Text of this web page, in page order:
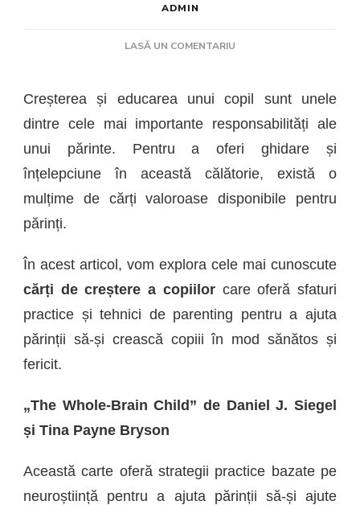
ADMIN
LASĂ UN COMENTARIU
CUNOSCUTE
DE
CREȘTERE
COPIILOR
–
ȘI
ÎNȚELEPCIUNE
PENTRU
PĂRINȚI
Creșterea și educarea unui copil sunt unele
dintre cele mai importante responsabilități ale
unui părinte. Pentru a oferi ghidare și
înțelepciune în această călătorie, există o
mulțime de cărți valoroase disponibile pentru
părinți.
În acest articol, vom explora cele mai cunoscute
cărți de creștere a copiilorcare oferă sfaturi
practice și tehnici de parenting pentru a ajuta
părinții să-și crească copiii în mod sănătos și
fericit.
„The Whole-Brain Child” de Daniel J. Siegel
și Tina Payne Bryson
Această carte oferă strategii practice bazate pe
neuroștiință pentru a ajuta părinții să-și ajute